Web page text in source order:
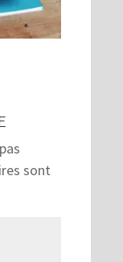
sont